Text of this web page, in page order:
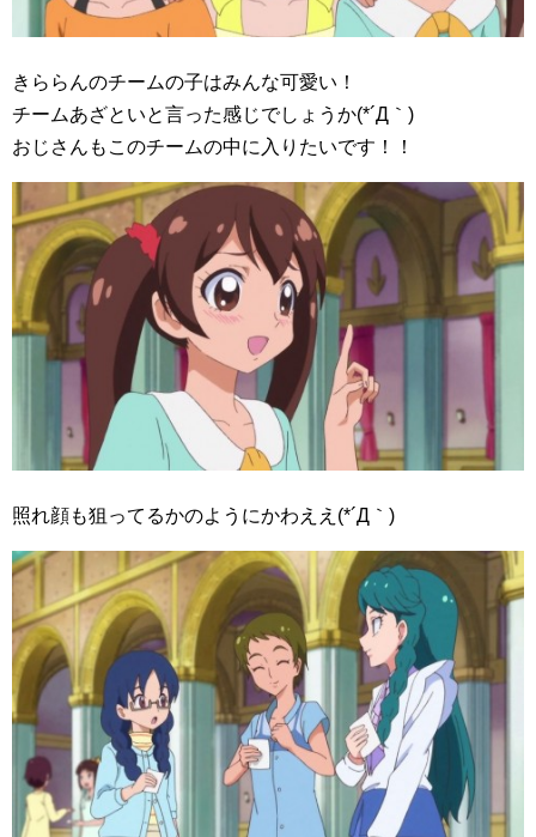
きららんのチームの子はみんな可愛い！
チームあざといと言った感じでしょうか(*´Д｀)
おじさんもこのチームの中に入りたいです！！
照れ顔も狙ってるかのようにかわええ(*´Д｀)